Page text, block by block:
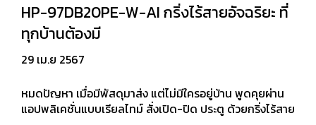
HP-97DB20PE-W-AI กริ่งไร้สายอัจฉริยะ ที่
ทุกบ้านต้องมี
29 เม.ย 2567
หมดปัญหา เมื่อมีพัสดุมาส่ง แต่ไม่มีใครอยู่บ้าน พูดคุยผ่าน
แอปพลิเคชั่นแบบเรียลไทม์ สั่งเปิด-ปิด ประตู ด้วยกริ่งไร้สาย